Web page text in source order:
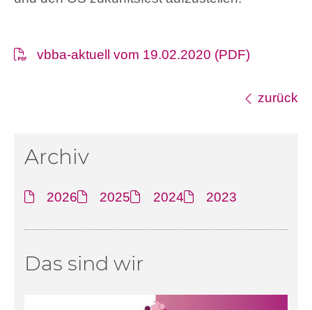
vbba-aktuell vom 19.02.2020 (PDF)
zurück
Archiv
2026 2025 2024 2023
Das sind wir